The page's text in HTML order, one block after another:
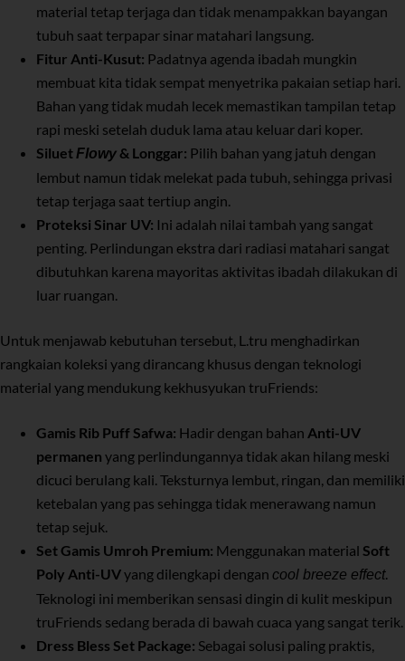
material tetap terjaga dan tidak menampakkan bayangan
tubuh saat terpapar sinar matahari langsung.
Fitur Anti-Kusut: Padatnya agenda ibadah mungkin
membuat kita tidak sempat menyetrika pakaian setiap hari.
Bahan yang tidak mudah lecek memastikan tampilan tetap
rapi meski setelah duduk lama atau keluar dari koper.
Siluet Flowy & Longgar: Pilih bahan yang jatuh dengan
lembut namun tidak melekat pada tubuh, sehingga privasi
tetap terjaga saat tertiup angin.
Proteksi Sinar UV: Ini adalah nilai tambah yang sangat
penting. Perlindungan ekstra dari radiasi matahari sangat
dibutuhkan karena mayoritas aktivitas ibadah dilakukan di
luar ruangan.
Untuk menjawab kebutuhan tersebut, L.tru menghadirkan
rangkaian koleksi yang dirancang khusus dengan teknologi
material yang mendukung kekhusyukan truFriends:
Gamis Rib Puff Safwa: Hadir dengan bahan Anti-UV
permanen yang perlindungannya tidak akan hilang meski
dicuci berulang kali. Teksturnya lembut, ringan, dan memiliki
ketebalan yang pas sehingga tidak menerawang namun
tetap sejuk.
Set Gamis Umroh Premium: Menggunakan material Soft
Poly Anti-UVyang dilengkapi dengan cool breeze effect.
Teknologi ini memberikan sensasi dingin di kulit meskipun
truFriends sedang berada di bawah cuaca yang sangat terik.
Dress Bless Set Package: Sebagai solusi paling praktis,